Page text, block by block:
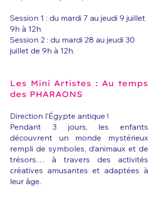
Session 1 : du mardi 7 au jeudi 9 juillet
9h à 12h
Session 2 : du mardi 28 au jeudi 30
juillet de 9h à 12h.
Les Mini Artistes : Au temps
des PHARAONS
Direction l’Égypte antique !
Pendant 3 jours, les enfants
découvrent un monde mystérieux
rempli de symboles, d’animaux et de
trésors… à travers des activités
créatives amusantes et adaptées à
leur âge.